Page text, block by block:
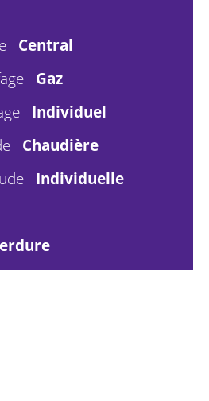
Central
Gaz
Individuel
Chaudière
Individuelle